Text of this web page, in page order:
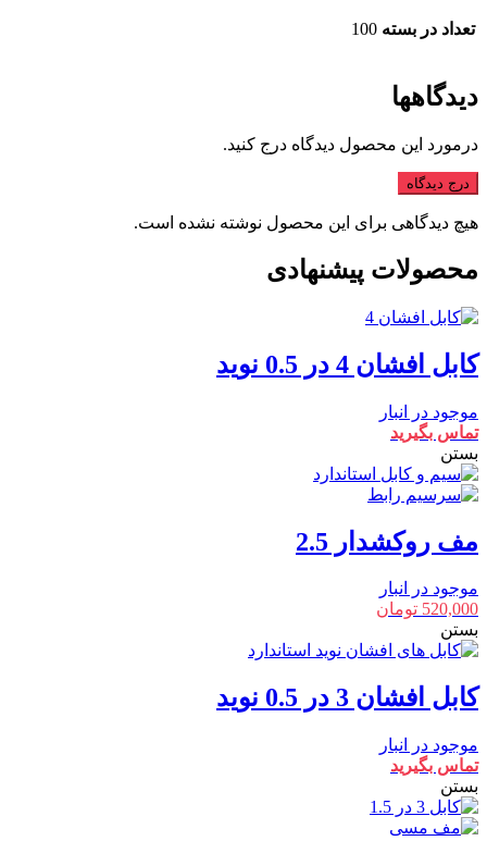
تعداد در بسته 100
دیدگاهها
درمورد این محصول دیدگاه درج کنید.
درج دیدگاه
هیچ دیدگاهی برای این محصول نوشته نشده است.
محصولات پیشنهادی
کابل افشان 4 در 0.5 نوید
موجود در انبار
تماس بگیرید
بستن
مف روکشدار 2.5
موجود در انبار
520,000 تومان
بستن
کابل افشان 3 در 0.5 نوید
موجود در انبار
تماس بگیرید
بستن